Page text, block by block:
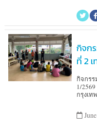
กิจก
ที่ 2
กิจกรร
1/
กรุงเ